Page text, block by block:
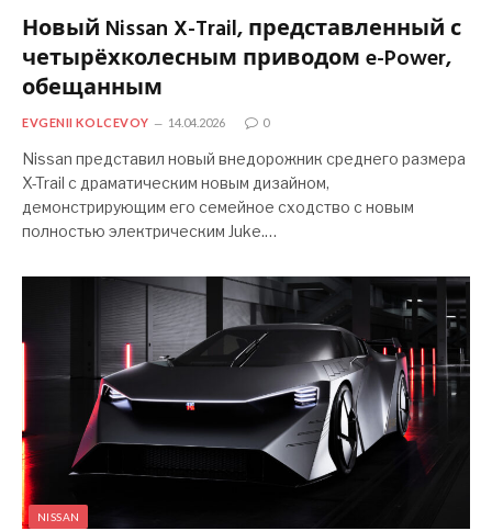
Новый Nissan X-Trail, представленный с
четырёхколесным приводом e-Power,
обещанным
EVGENII KOLCEVOY 14.04.2026 0
Nissan представил новый внедорожник среднего размера
X-Trail с драматическим новым дизайном,
демонстрирующим его семейное сходство с новым
полностью электрическим Juke.…
NISSAN